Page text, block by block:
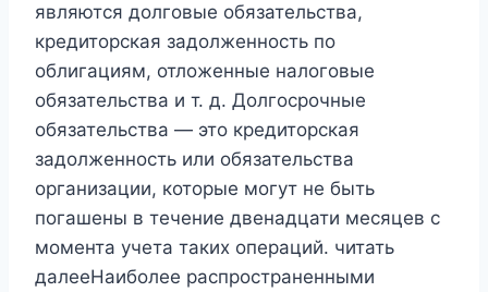
являются долговые обязательства,
кредиторская задолженность по
облигациям, отложенные налоговые
обязательства и т. д. Долгосрочные
обязательства — это кредиторская
задолженность или обязательства
организации, которые могут не быть
погашены в течение двенадцати месяцев с
момента учета таких операций. читать
далееНаиболее распространенными